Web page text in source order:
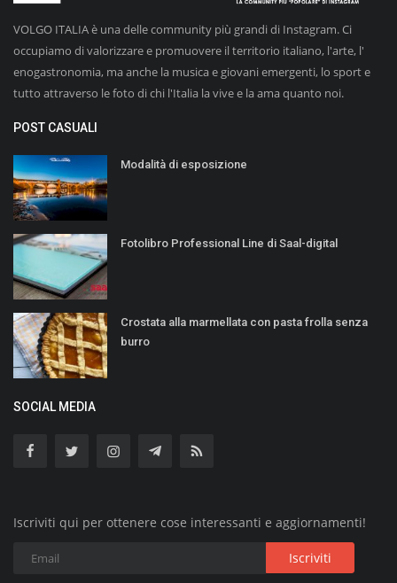
VOLGO ITALIA è una delle community più grandi di Instagram. Ci
occupiamo di valorizzare e promuovere il territorio italiano, l'arte, l'
enogastronomia, ma anche la musica e giovani emergenti, lo sport e
tutto attraverso le foto di chi l'Italia la vive e la ama quanto noi.
POST CASUALI
Modalità di esposizione
Fotolibro Professional Line di Saal-digital
Crostata alla marmellata con pasta frolla senza
burro
SOCIAL MEDIA
Iscriviti qui per ottenere cose interessanti e aggiornamenti!
Iscriviti